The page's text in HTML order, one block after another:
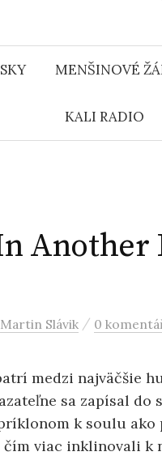
MENŠINOVÉ
KALI RADIO
Another
Martin Slávik / 0
medzi najväčšie
sa zapísal
k soulu ako
čím viac inklinovali k